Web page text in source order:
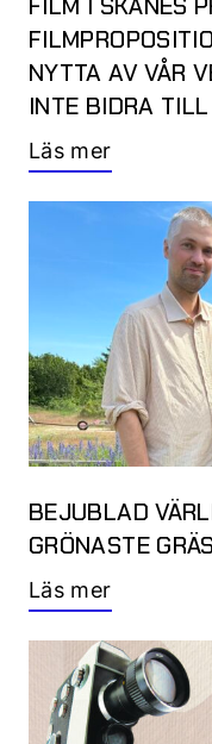
FILM I SKÅNES
NYTTA AV VÅR
INTE BIDRA TILL
Läs mer
BEJUBLAD
GRÖNASTE
Läs mer